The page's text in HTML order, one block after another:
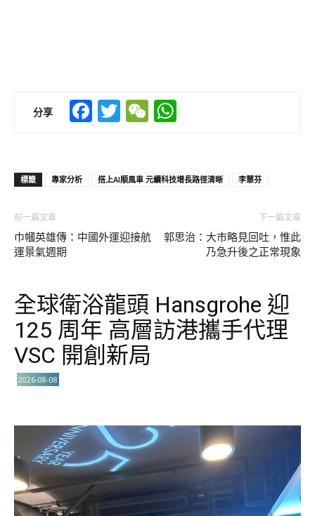
分享 Facebook
TwitterWeChat
標籤 專家分析 搭上AI順風車 元續科技增長路徑清晰 李慧芬
前一篇文章
巾幗英雄傳：中國外運迎接航
運景氣週期
下一篇文章
郭思治：大市略見回吐，惟此
乃急升後之正常現象
全球衛浴龍頭 Hansgrohe 迎
125 周年 高層訪港攜手代理
VSC 開創新局
2026-08-08